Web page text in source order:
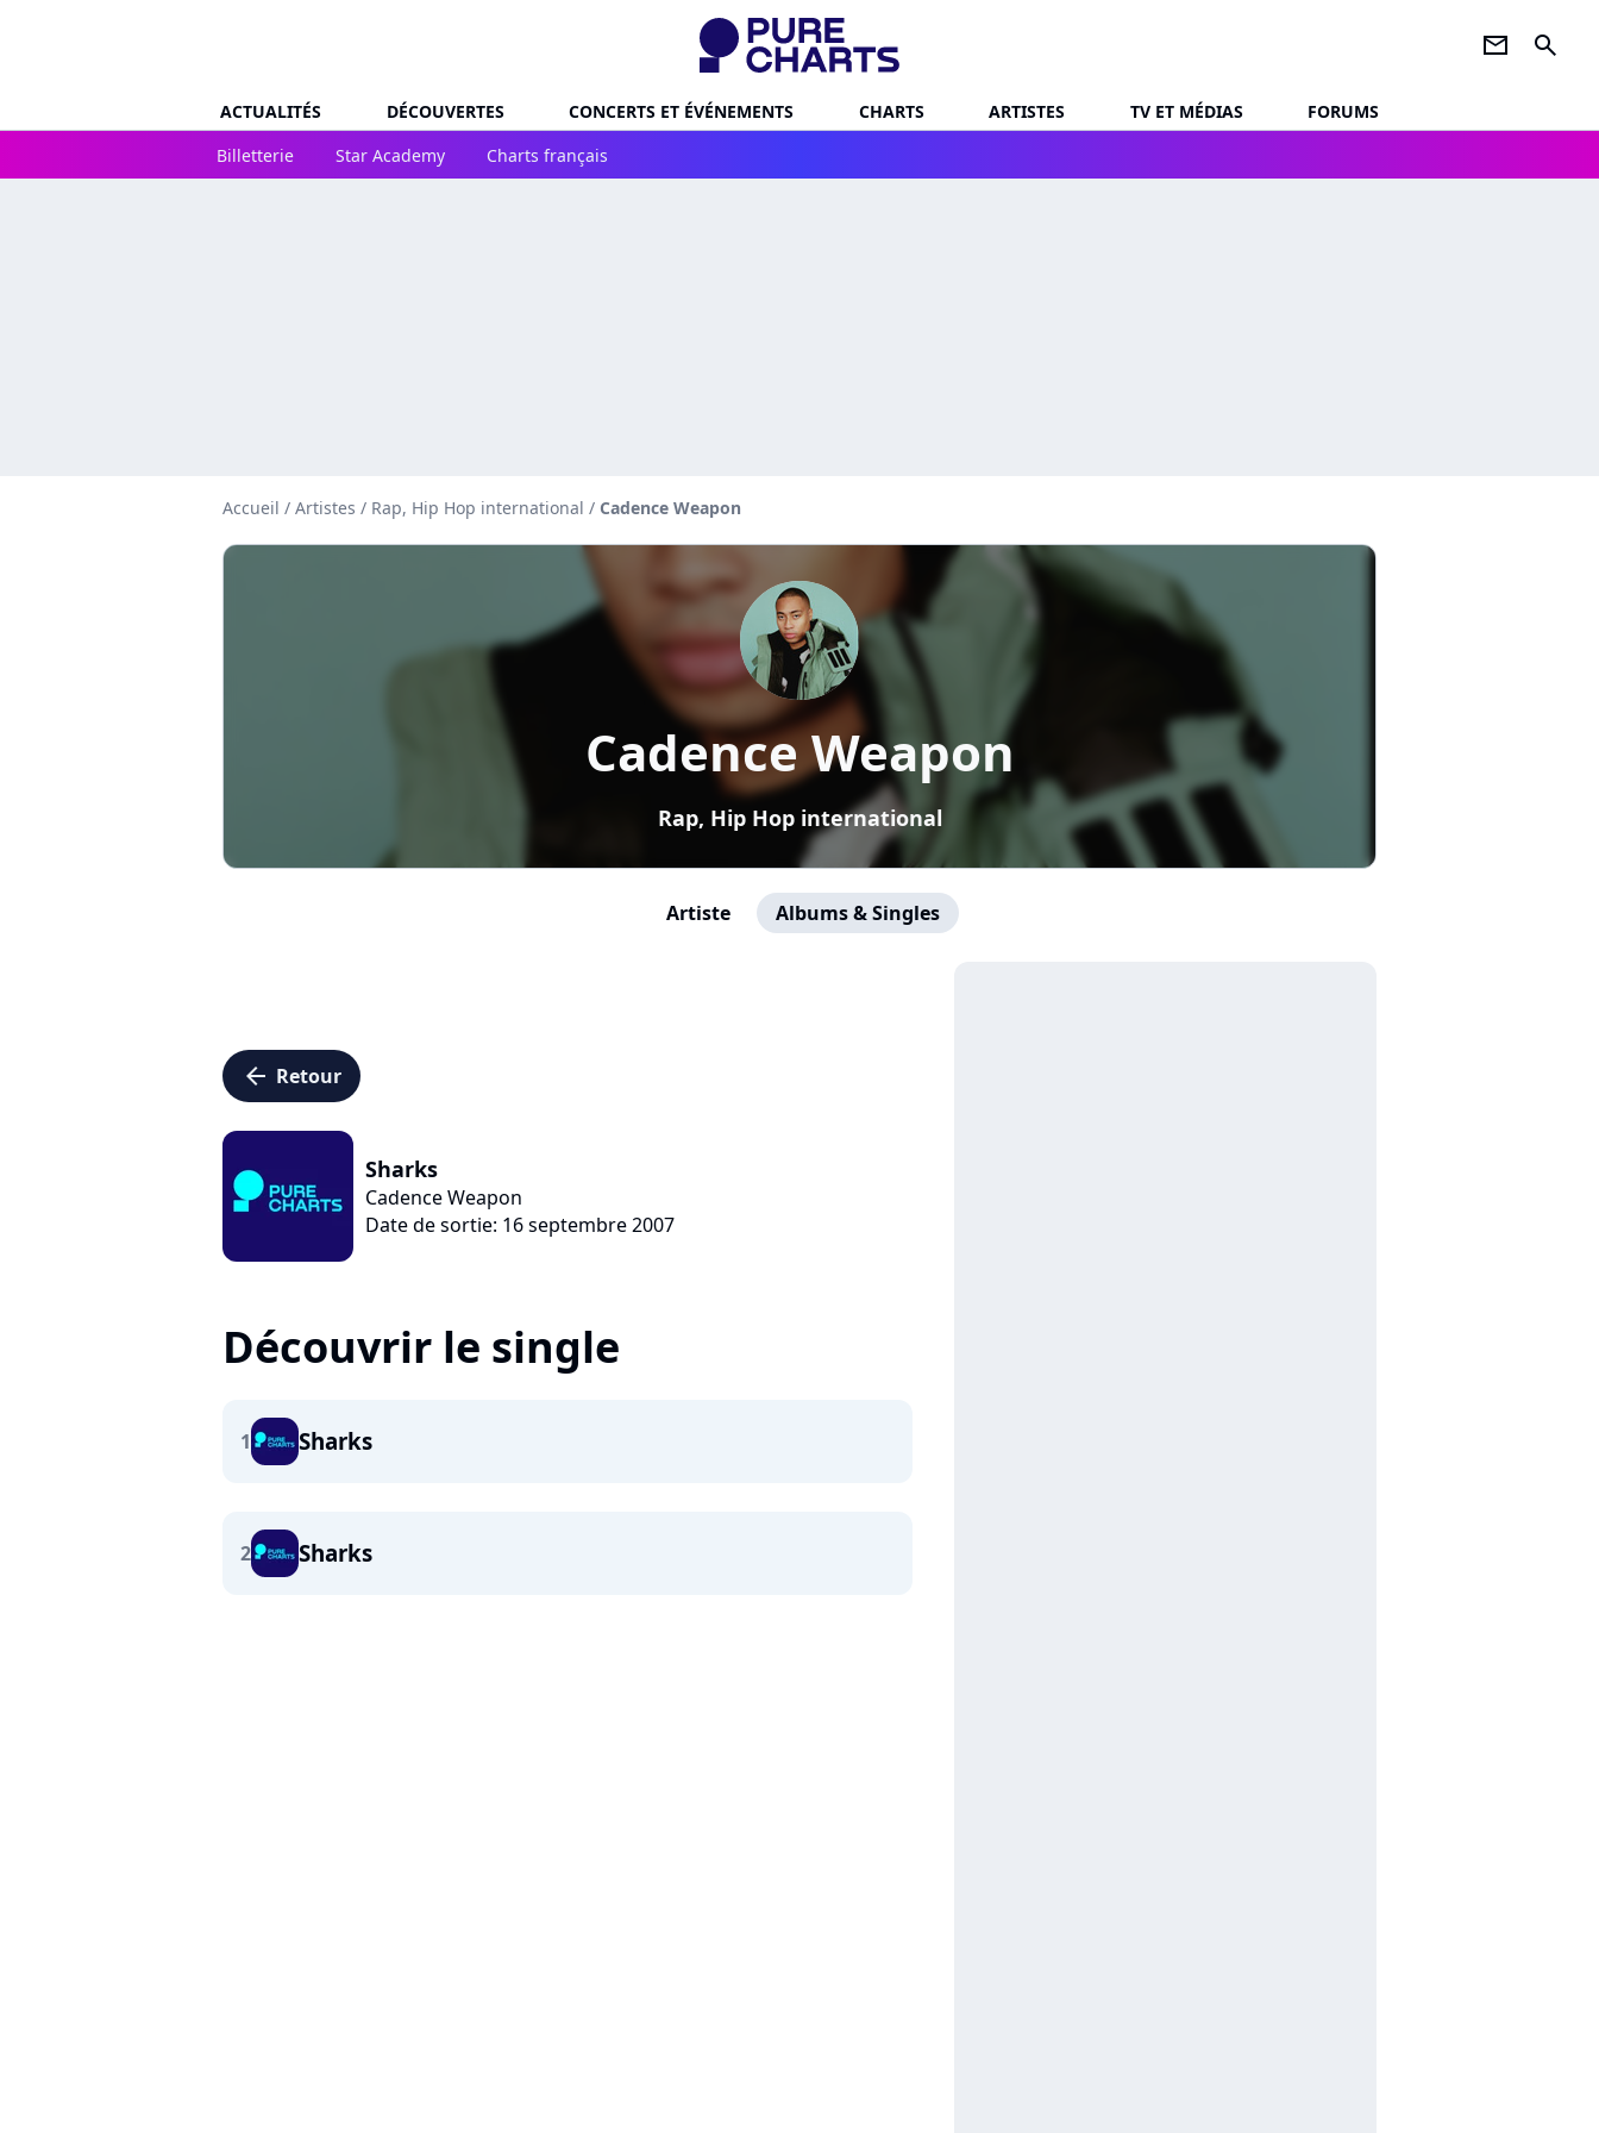
newsletter search
ACTUALITÉS DÉCOUVERTES CONCERTS ET ÉVÉNEMENTS CHARTS ARTISTES TV ET MÉDIAS
FORUMS
Billetterie
Star Academy Charts français
Accueil / Artistes / Rap, Hip Hop international / Cadence Weapon
Cadence Weapon
Rap, Hip Hop international
Artiste Albums & Singles
arrow_left Retour
Sharks
Cadence Weapon
Date de sortie: 16 septembre 2007
Découvrir le single
1 Sharks
2 Sharks